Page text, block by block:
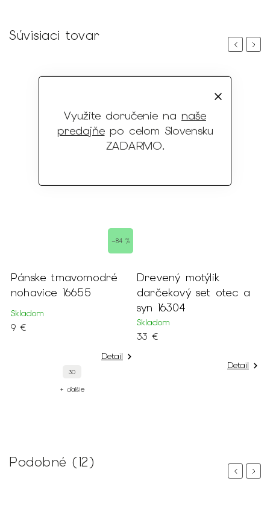
Využite doručenie na naše
predajňepo celom Slovensku
ZADARMO.
Súvisiaci tovar
Previous
–84 %
Pánske tmavomodré
nohavice 16655
Skladom
9 €
Detail
30
+ ďalšie
Drevený motýlik
darčekový set otec a
syn 16304
Skladom
33 €
Detail
Next
Podobné (12)
PreviousNext